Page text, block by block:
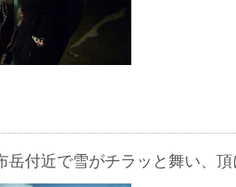
岳付近で雪がチラッと舞い、